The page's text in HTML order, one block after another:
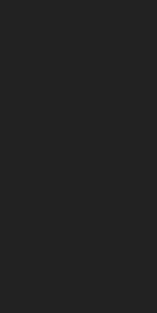
、通信